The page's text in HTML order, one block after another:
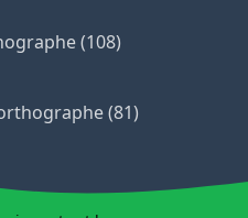
(108)
(81)